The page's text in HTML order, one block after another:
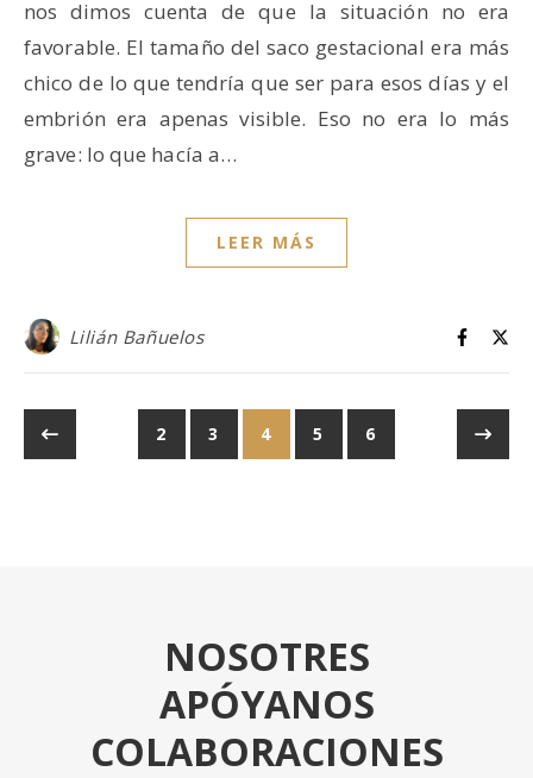
nos dimos cuenta de que la situación no era
favorable. El tamaño del saco gestacional era más
chico de lo que tendría que ser para esos días y el
embrión era apenas visible. Eso no era lo más
grave: lo que hacía a…
LEER MÁS
Lilián Bañuelos
2 3 4 5 6
NOSOTRES
APÓYANOS
COLABORACIONES